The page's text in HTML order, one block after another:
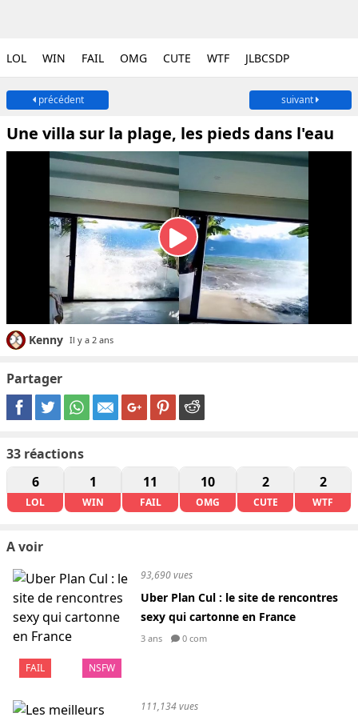
LOL WIN FAIL OMG CUTE WTF JLBCSDP
précédent suivant
Une villa sur la plage, les pieds dans l'eau
Kenny Il y a 2 ans
Partager
33 réactions
6
LOL
1
WIN
11
FAIL
10
OMG
2
CUTE
2
WTF
A voir
FAIL NSFW
93,690 vues
Uber Plan Cul : le site de rencontres
sexy qui cartonne en France
3 ans 0 com
111,134 vues